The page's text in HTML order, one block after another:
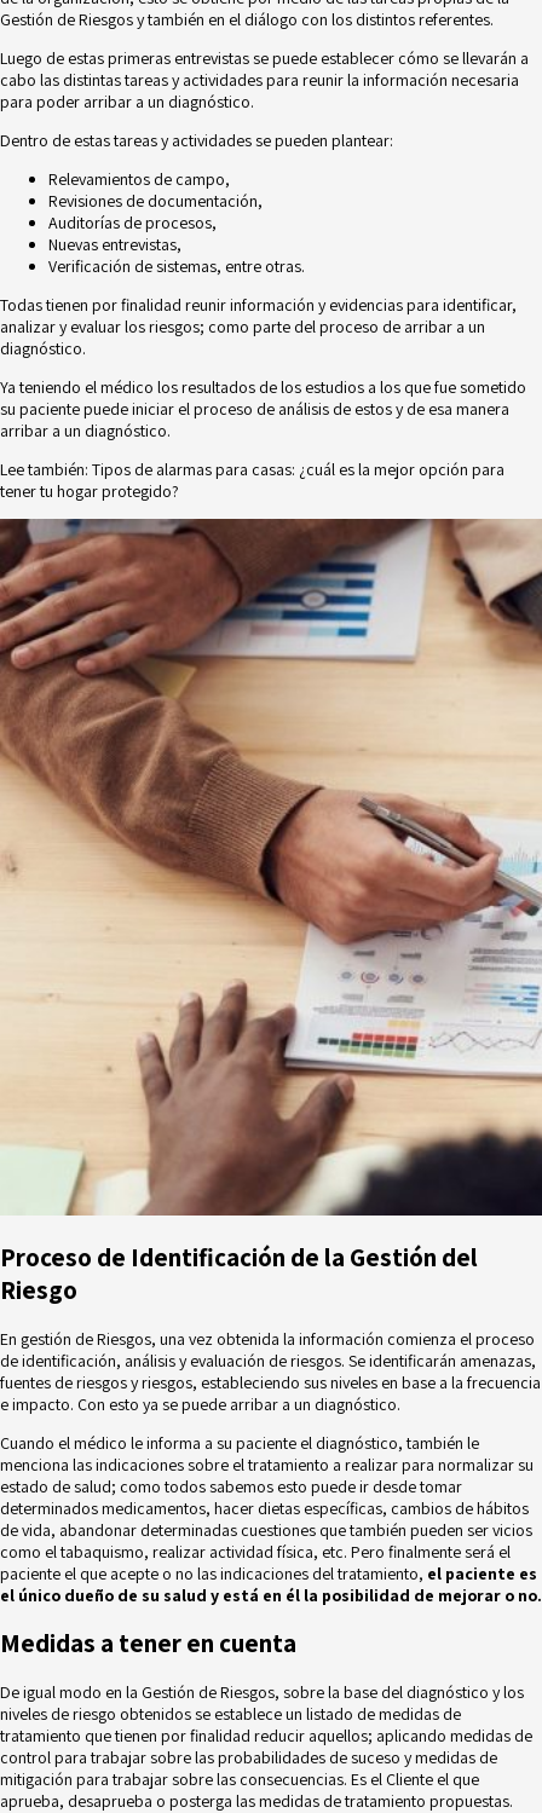
Gestión de Riesgos y también en el diálogo con los distintos referentes.
Luego de estas primeras entrevistas se puede establecer cómo se llevarán a
cabo las distintas tareas y actividades para reunir la información necesaria
para poder arribar a un diagnóstico.
Dentro de estas tareas y actividades se pueden plantear:
Relevamientos de campo,
Revisiones de documentación,
Auditorías de procesos,
Nuevas entrevistas,
Verificación de sistemas, entre otras.
Todas tienen por finalidad reunir información y evidencias para identificar,
analizar y evaluar los riesgos; como parte del proceso de arribar a un
diagnóstico.
Ya teniendo el médico los resultados de los estudios a los que fue sometido
su paciente puede iniciar el proceso de análisis de estos y de esa manera
arribar a un diagnóstico.
Lee también: Tipos de alarmas para casas: ¿cuál es la mejor opción para
tener tu hogar protegido?
Proceso de Identificación de la Gestión del
Riesgo
En gestión de Riesgos, una vez obtenida la información comienza el proceso
de identificación, análisis y evaluación de riesgos. Se identificarán amenazas,
fuentes de riesgos y riesgos, estableciendo sus niveles en base a la frecuencia
e impacto. Con esto ya se puede arribar a un diagnóstico.
Cuando el médico le informa a su paciente el diagnóstico, también le
menciona las indicaciones sobre el tratamiento a realizar para normalizar su
estado de salud; como todos sabemos esto puede ir desde tomar
determinados medicamentos, hacer dietas específicas, cambios de hábitos
de vida, abandonar determinadas cuestiones que también pueden ser vicios
como el tabaquismo, realizar actividad física, etc. Pero finalmente será el
paciente el que acepte o no las indicaciones del tratamiento, el paciente es
el único dueño de su salud y está en él la posibilidad de mejorar o no.
Medidas a tener en cuenta
De igual modo en la Gestión de Riesgos, sobre la base del diagnóstico y los
niveles de riesgo obtenidos se establece un listado de medidas de
tratamiento que tienen por finalidad reducir aquellos; aplicando medidas de
control para trabajar sobre las probabilidades de suceso y medidas de
mitigación para trabajar sobre las consecuencias. Es el Cliente el que
aprueba, desaprueba o posterga las medidas de tratamiento propuestas.